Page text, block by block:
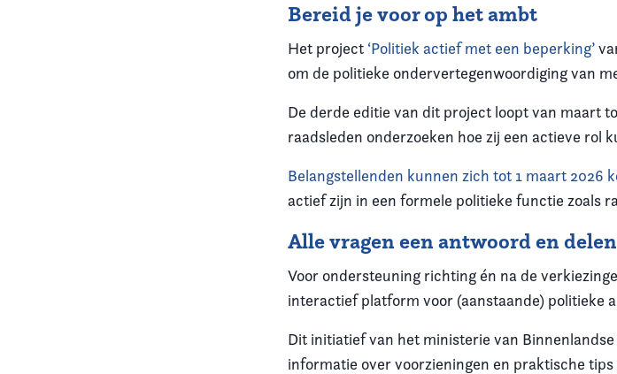
Bereid je voor op het ambt
Het project ‘Politiek actief met een beperking’
om de politieke ondervertegenwoordiging van
De derde editie van dit project loopt van maart
raadsleden onderzoeken hoe zij een actieve rol
Belangstellenden kunnen zich tot 1 maart 2026
actief zijn in een formele politieke functie zoals
Alle vragen een antwoord en
Voor ondersteuning richting én na de
interactief platform voor (aanstaande) politieke
Dit initiatief van het ministerie van
informatie over voorzieningen en praktische